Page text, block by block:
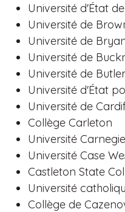
Université d'État
Université de
Université de
Université de
Université de Butler
Université d'État
Université de
Collège Carleton
Université
Université Case
Castleton State
Université
Collège de